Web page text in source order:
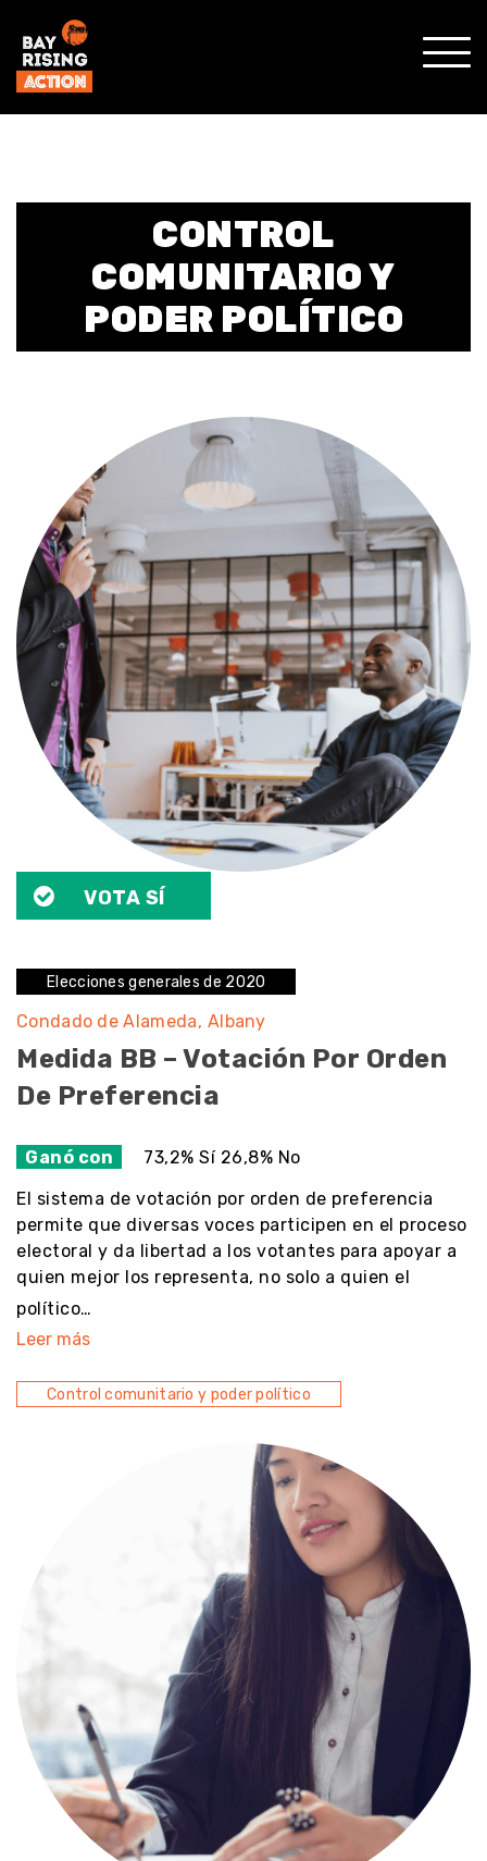
CONTROL
COMUNITARIO Y
PODER POLÍTICO
VOTA SÍ
Elecciones generales de 2020
Condado de Alameda Albany
Medida BB – Votación Por Orden
De Preferencia
Ganó con 73,2% Sí 26,8% No
El sistema de votación por orden de preferencia
permite que diversas voces participen en el proceso
electoral y da libertad a los votantes para apoyar a
quien mejor los representa, no solo a quien el
político…
Leer más
Control comunitario y poder político